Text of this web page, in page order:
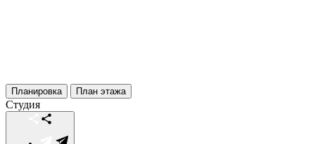
Планировка План этажа
Студия